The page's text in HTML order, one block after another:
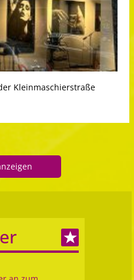
Kleinmaschierstraße